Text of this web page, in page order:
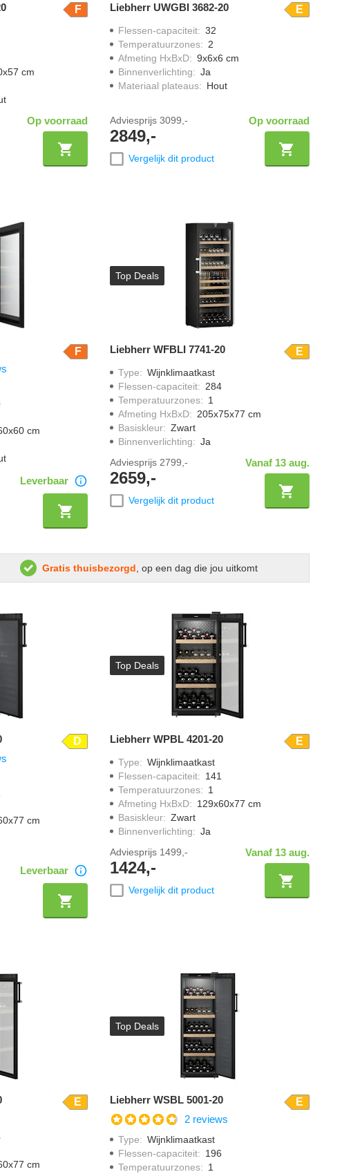
F
cm
Op voorraad
Liebherr UWGBI 3682-20 E
Flessen-capaciteit: 32
Temperatuurzones: 2
Afmeting HxBxD: 9x6x6 cm
Binnenverlichting: Ja
Materiaal plateaus: Hout
Adviesprijs3099,-
2849,-
Vergelijk dit product
Op voorraad
F
cm
Leverbaar
Top Deals
Liebherr WFBLI 7741-20 E
Type: Wijnklimaatkast
Flessen-capaciteit: 284
Temperatuurzones: 1
Afmeting HxBxD: 205x75x77 cm
Basiskleur: Zwart
Binnenverlichting: Ja
Adviesprijs 2799,-
2659,-
Vergelijk dit product
Vanaf 13 aug.
Gratis thuisbezorgd , op een dag die jou uitkomt
D
cm
Leverbaar
Top Deals
Liebherr WPBL 4201-20 E
Type: Wijnklimaatkast
Flessen-capaciteit: 141
Temperatuurzones: 1
Afmeting HxBxD: 129x60x77 cm
Basiskleur: Zwart
Binnenverlichting: Ja
Adviesprijs 1499,-
1424,-
Vergelijk dit product
Vanaf 13 aug.
E
cm
Top Deals
Liebherr WSBL 5001-20
E
2 reviews
Type: Wijnklimaatkast
Flessen-capaciteit: 196
Temperatuurzones: 1